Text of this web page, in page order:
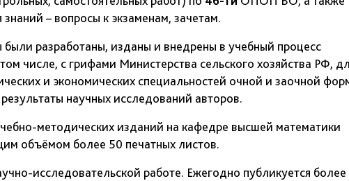
– вопросы к экзаменам, зачетам.
разработаны, изданы и внедрены в учебный процесс
числе, с грифами Министерства сельского хозяйства РФ,
и экономических специальностей очной и заочной
научных исследований авторов.
методических изданий на кафедре высшей математики
объёмом более 50 печатных листов.
исследовательской работе. Ежегодно публикуется более